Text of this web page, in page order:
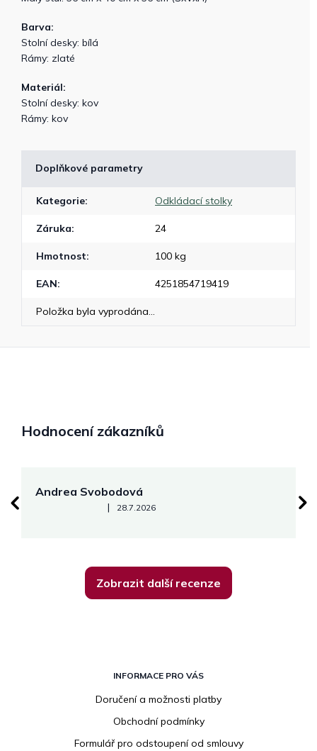
Barva:
Stolní desky: bílá
Rámy: zlaté
Materiál:
Stolní desky: kov
Rámy: kov
Doplňkové parametry
Kategorie: Odkládací stolky
Záruka: 24
Hmotnost: 100 kg
EAN: 4251854719419
Položka byla vyprodána…
Hodnocení zákazníků
Andrea Svobodová
Hodnocení obchodu je 5 z 5 hvězdiček.
| 28.7.2026
Zobrazit další recenze
INFORMACE PRO VÁS
Doručení a možnosti platby
Obchodní podmínky
Formulář pro odstoupení od smlouvy